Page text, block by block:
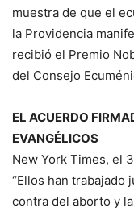
muestra de que el
la Providencia
recibió el Premio
del Consejo
EL ACUERDO
EVANGÉLICOS
New York Times, el
“Ellos han trabajado
contra del aborto y